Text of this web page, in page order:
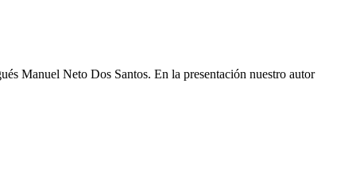
Manuel Neto Dos Santos. En la presentación nuestro autor